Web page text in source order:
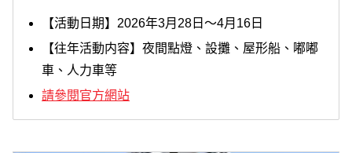
【活動日期】2026年3月28日～4月16日
【往年活動内容】夜間點燈、設攤、屋形船、嘟嘟
車、人力車等
請參閱官方網站